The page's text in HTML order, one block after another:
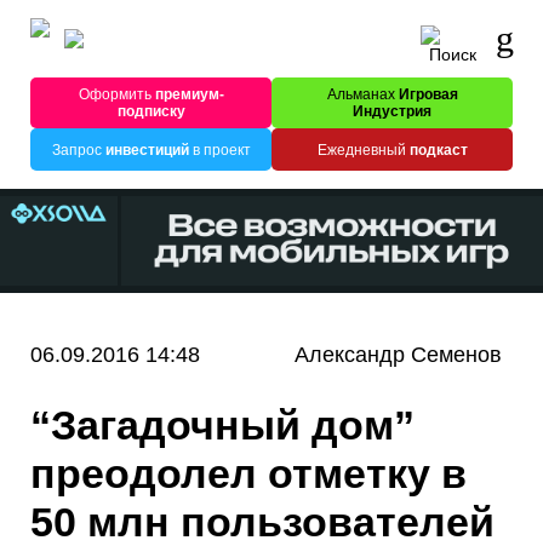
Оформитьпремиум-
подписку
Альманах Игровая
Индустрия
Запрос инвестицийв проект Ежедневный подкаст
06.09.2016 14:48 Александр Семенов
“Загадочный дом”
преодолел отметку в
50 млн пользователей